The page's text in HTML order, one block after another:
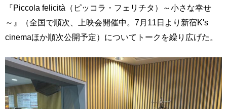
『Piccola felicità（ピッコラ・フェリチタ）～小さな幸せ
～』（全国で順次、上映会開催中。7月11日より新宿K's
cinemaほか順次公開予定）についてトークを繰り広げた。